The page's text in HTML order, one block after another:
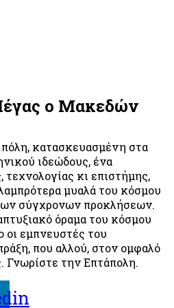
ο Μακεδών
κατασκευασμένη στα
ιδεώδους, ένα
κι επιστήμης,
μυαλά του κόσμου
σύγχρονων προκλήσεων.
όραμα του κόσμου
οι εμπνευστές του
που αλλού, στον ομφαλό
Γνωρίστε την Επτάπολη.